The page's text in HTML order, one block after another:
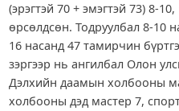
(эрэгтэй 70 + эмэгтэй 73) 8-
өрсөлдсөн. Тодруулбал 8-10
16 насанд 47 тамирчин
зэргээр нь ангилбал Олон
Дэлхийн даамын холбооны
холбооны дэд мастер 7,